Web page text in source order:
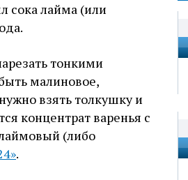
сока лайма (или
тонкими
малиновое,
взять толкушку и
концентрат варенья с
(либо
.